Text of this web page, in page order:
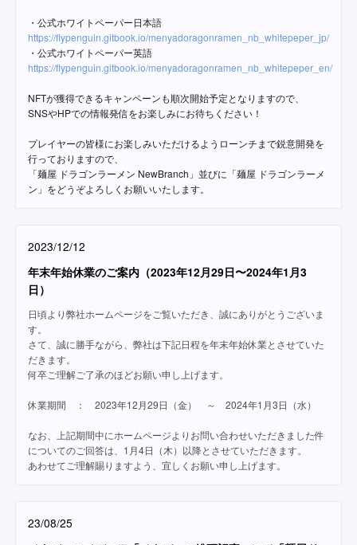
・公式ホワイトペーパー日本語
https://flypenguin.gitbook.io/menyadoragonramen_nb_whitepeper_jp/
・公式ホワイトペーパー英語
https://flypenguin.gitbook.io/menyadoragonramen_nb_whitepeper_en/
NFTが獲得できるキャンペーンも順次開始予定となりますので、
SNSやHPでの情報発信をお楽しみにお待ちください！
プレイヤーの皆様にお楽しみいただけるようローンチまで鋭意開発を
行っておりますので、
「麺屋 ドラゴンラーメン NewBranch」並びに「麺屋 ドラゴンラーメ
ン」をどうぞよろしくお願いいたします。
2023/12/12
年末年始休業のご案内（2023年12月29日〜2024年1月3
日）
日頃より弊社ホームページをご覧いただき、誠にありがとうございま
す。
さて、誠に勝手ながら、弊社は下記日程を年末年始休業とさせていた
だきます。
何卒ご理解ご了承のほどお願い申し上げます。
休業期間 ： 2023年12月29日（金） ～ 2024年1月3日（水）
なお、上記期間中にホームページよりお問い合わせいただきました件
についてのご回答は、1月4日（木）以降とさせていただきます。
あわせてご理解賜りますよう、宜しくお願い申し上げます。
23/08/25